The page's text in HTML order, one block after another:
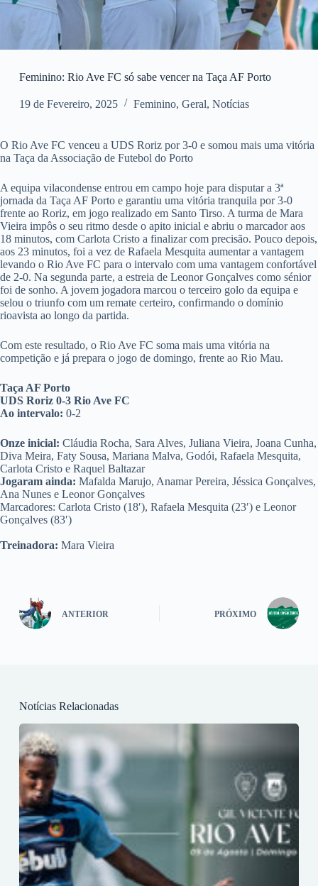
Feminino: Rio Ave FC só sabe vencer na Taça AF Porto
19 de Fevereiro, 2025 Feminino, Geral, Notícias
O Rio Ave FC venceu a UDS Roriz por 3-0 e somou mais uma vitória
na Taça da Associação de Futebol do Porto
A equipa vilacondense entrou em campo hoje para disputar a 3ª
jornada da Taça AF Porto e garantiu uma vitória tranquila por 3-0
frente ao Roriz, em jogo realizado em Santo Tirso. A turma de Mara
Vieira impôs o seu ritmo desde o apito inicial e abriu o marcador aos
18 minutos, com Carlota Cristo a finalizar com precisão. Pouco depois,
aos 23 minutos, foi a vez de Rafaela Mesquita aumentar a vantagem
levando o Rio Ave FC para o intervalo com uma vantagem confortável
de 2-0. Na segunda parte, a estreia de Leonor Gonçalves como sénior
foi de sonho. A jovem jogadora marcou o terceiro golo da equipa e
selou o triunfo com um remate certeiro, confirmando o domínio
rioavista ao longo da partida.
Com este resultado, o Rio Ave FC soma mais uma vitória na
competição e já prepara o jogo de domingo, frente ao Rio Mau.
Taça AF Porto
UDS Roriz 0-3 Rio Ave FC
Ao intervalo: 0-2
Onze inicial: Cláudia Rocha, Sara Alves, Juliana Vieira, Joana Cunha,
Diva Meira, Faty Sousa, Mariana Malva, Godói, Rafaela Mesquita,
Carlota Cristo e Raquel Baltazar
Jogaram ainda: Mafalda Marujo, Anamar Pereira, Jéssica Gonçalves,
Ana Nunes e Leonor Gonçalves
Marcadores: Carlota Cristo (18′), Rafaela Mesquita (23′) e Leonor
Gonçalves (83′)
Treinadora: Mara Vieira
ANTERIOR PRÓXIMO
Notícias Relacionadas